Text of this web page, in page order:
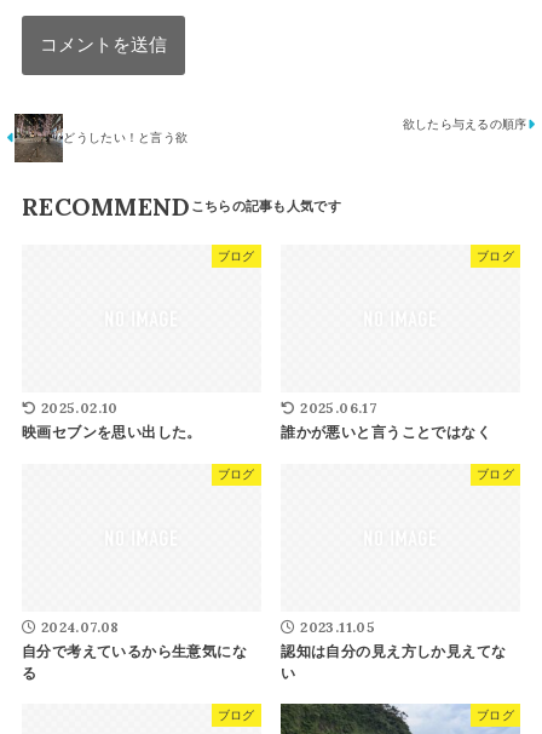
どうしたい！と言う欲
欲したら与えるの順序
RECOMMEND
ブログ
2025.02.10
映画セブンを思い出した。
ブログ
2025.06.17
誰かが悪いと言うことではなく
ブログ
2024.07.08
自分で考えているから生意気にな
る
ブログ
2023.11.05
認知は自分の見え方しか見えてな
い
ブログ ブログ